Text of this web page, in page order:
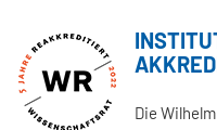
Die